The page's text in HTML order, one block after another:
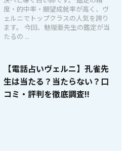
度・的中率・願望成就率が高く、ヴ
ェルニでトップクラスの人気を誇り
ます。 今回、魅理亜先生の鑑定が当
たるの ...
【電話占いヴェルニ】孔雀先
生は当たる？当たらない？口
コミ・評判を徹底調査!!